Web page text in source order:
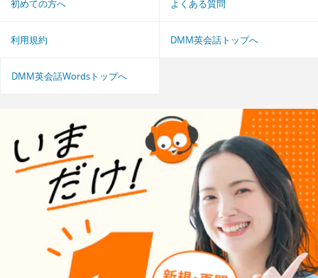
初めての方へ よくある質問
利用規約 DMM英会話トップへ
DMM英会話Wordsトップへ